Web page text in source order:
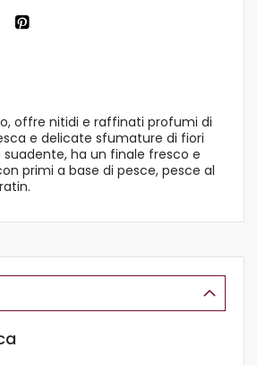
offre nitidi e raffinati profumi di
e delicate sfumature di fiori
suadente, ha un finale fresco e
primi a base di pesce, pesce al